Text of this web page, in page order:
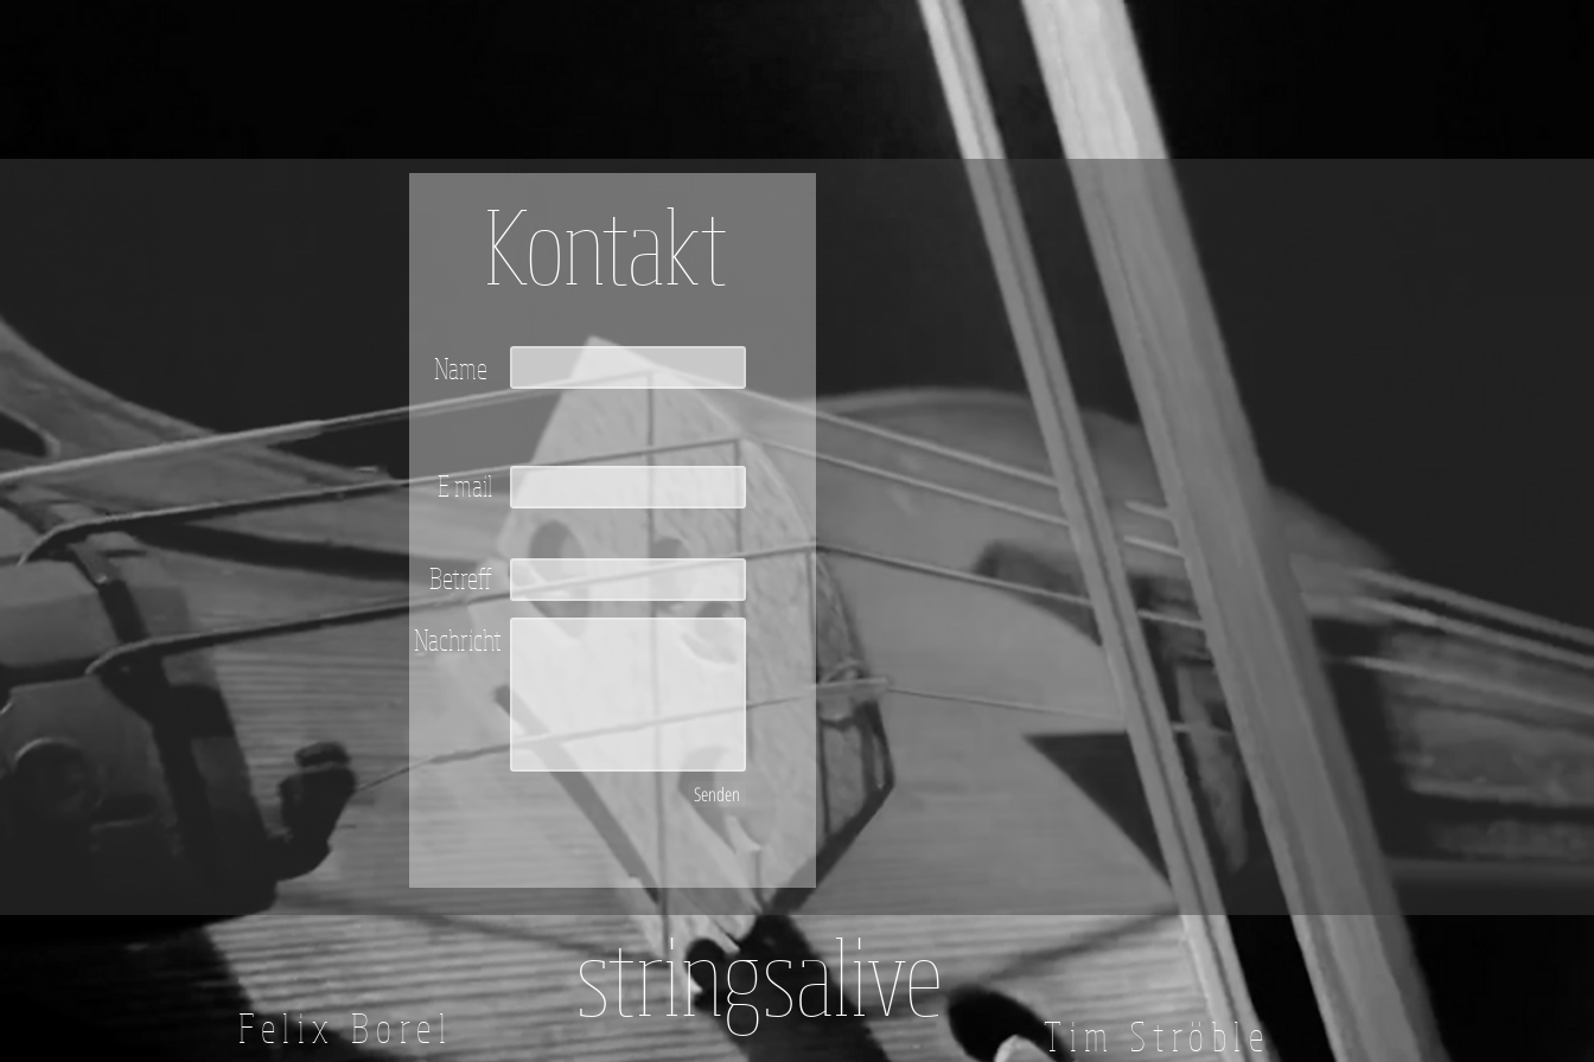
Kontakt
Name
E mail
Betreff
Nachricht
Senden
Felix Borel stringsalive Tim Ströble